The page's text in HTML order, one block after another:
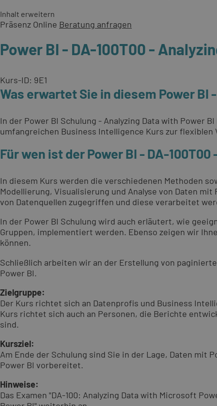
Inhalt erweitern
Präsenz Online Beratung anfragen
Power BI - DA-100T00 -
Kurs-ID: 9E1
Was erwartet Sie in diesem Power BI
In der Power BI Schulung - Analyzing Data with Power
umfangreichen Business Intelligence Kurs zur flexiblen
Für wen ist der Power BI - DA-
In diesem Kurs werden die verschiedenen Methoden
Modellierung, Visualisierung und Analyse von Daten
von Datenquellen zugegriffen und diese verarbeitet
In der Power BI Schulung wird auch erläutert, wie
Gruppen, implementiert werden. Ebenso zeigen wir
können.
Schließlich arbeiten wir an der Erstellung von
Power BI.
Zielgruppe:
Der Kurs richtet sich an Datenprofis und Business
Kurs richtet sich auch an Personen, die Berichte
sind.
Kursziel:
Am Ende der Schulung sind Sie in der Lage, Daten mit
Power BI vorbereitet.
Hinweise:
Das Examen "DA-100: Analyzing Data with Microsoft